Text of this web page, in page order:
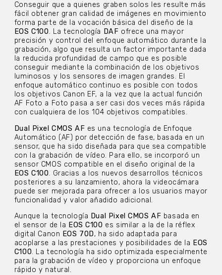
Conseguir que a quienes graben solos les resulte más
fácil obtener gran calidad de imágenes en movimiento
forma parte de la vocación básica del diseño de la
EOS C100. La tecnología DAF ofrece una mayor
precisión y control del enfoque automático durante la
grabación, algo que resulta un factor importante dada
la reducida profundidad de campo que es posible
conseguir mediante la combinación de los objetivos
luminosos y los sensores de imagen grandes. El
enfoque automático continuo es posible con todos
los objetivos Canon EF, a la vez que la actual función
AF Foto a Foto pasa a ser casi dos veces más rápida
con cualquiera de los 104 objetivos compatibles.
Dual Pixel CMOS AF es una tecnología de Enfoque
Automático (AF) por detección de fase, basada en un
sensor, que ha sido diseñada para que sea compatible
con la grabación de vídeo. Para ello, se incorporó un
sensor CMOS compatible en el diseño original de la
EOS C100. Gracias a los nuevos desarrollos técnicos
posteriores a su lanzamiento, ahora la videocámara
puede ser mejorada para ofrecer a los usuarios mayor
funcionalidad y valor añadido adicional.
Aunque la tecnología Dual Pixel CMOS AF basada en
el sensor de la EOS C100 es similar a la de la réflex
digital Canon EOS 70D, ha sido adaptada para
acoplarse a las prestaciones y posibilidades de la EOS
C100. La tecnología ha sido optimizada especialmente
para la grabación de vídeo y proporciona un enfoque
rápido y natural.